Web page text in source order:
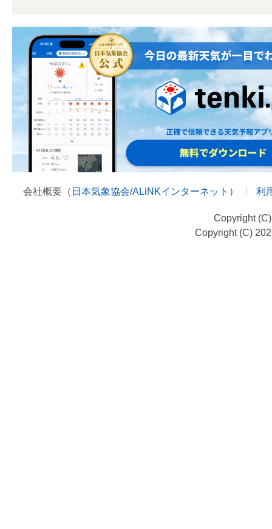
会社概要（ 日本気象協会/ALiNKインターネット ） 利
Copyright
Copyright (C)